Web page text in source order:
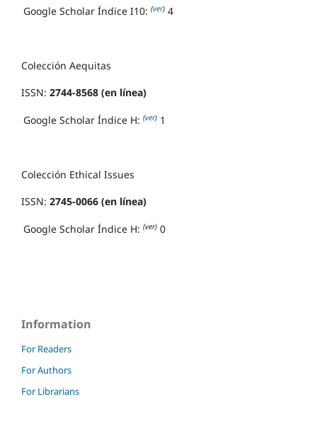
Google Scholar Índice I10: (ver) 4
Colección Aequitas
ISSN: 2744-8568 (en línea)
Google Scholar Índice H: (ver) 1
Colección Ethical Issues
ISSN: 2745-0066 (en línea)
Google Scholar Índice H: (ver) 0
Information
For Readers
For Authors
For Librarians